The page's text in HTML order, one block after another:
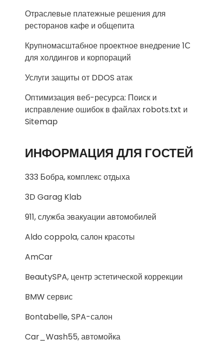
Отраслевые платежные решения для
ресторанов кафе и общепита
Крупномасштабное проектное внедрение 1С
для холдингов и корпораций
Услуги защиты от DDOS атак
Оптимизация веб-ресурса: Поиск и
исправление ошибок в файлах robots.txt и
Sitemap
ИНФОРМАЦИЯ ДЛЯ ГОСТЕЙ
333 Бобра, комплекс отдыха
3D Garag Klab
911, служба эвакуации автомобилей
Aldo coppola, салон красоты
AmCar
BeautySPA, центр эстетической коррекции
BMW сервис
Bontabelle, SPA-салон
Car_Wash55, автомойка